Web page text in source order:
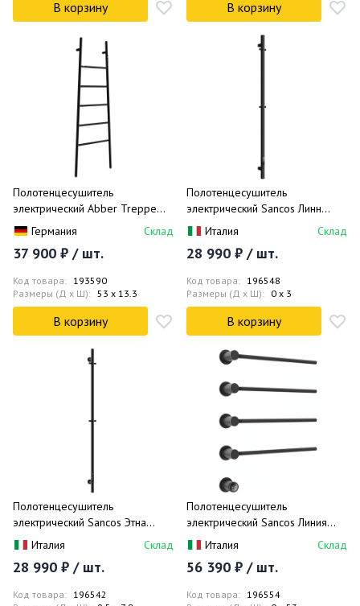
В корзину В корзину
Полотенцесушитель
электрический Abber Treppe
AH4705MB 53х152 (черный
матовый)
Германия Склад
37 900 ₽ / шт.
Код товара: 193590
Размеры (Д x Ш): 53 x 13.3
В корзину
Полотенцесушитель
электрический Sancos Линн
(Linn) SC13002MB (черный
Италия Склад
28 990 ₽ / шт.
Код товара: 196548
Размеры (Д x Ш): 0 x 3
В корзину
Полотенцесушитель
электрический Sancos Этна
(Etna) SC13001MB (черный
Италия Склад
28 990 ₽ / шт.
Код товара: 196542
Полотенцесушитель
электрический Sancos Линия
(Linea) SC14001MB (черный
Италия Склад
56 390 ₽ / шт.
Код товара: 196554